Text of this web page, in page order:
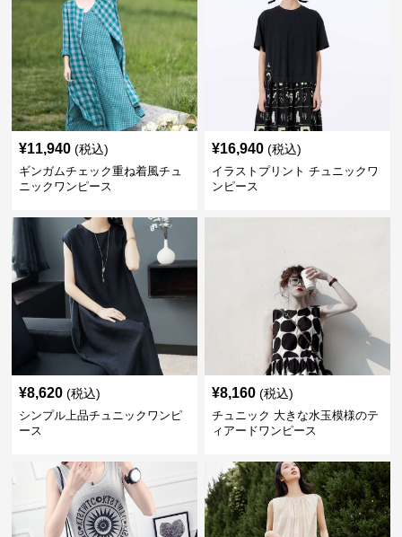
¥11,940 (税込)
ギンガムチェック重ね着風チュ
ニックワンピース
¥16,940 (税込)
イラストプリント チュニックワ
ンピース
¥8,620 (税込)
シンプル上品チュニックワンピ
ース
¥8,160 (税込)
チュニック 大きな水玉模様のテ
ィアードワンピース